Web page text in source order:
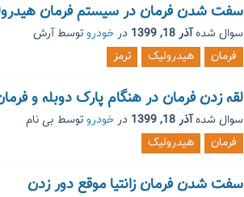
سفت شدن فرمان در سیستم فرمان
سوال شدهآذر 18, 1399 درخودروتوسطآرش
فرمان
هیدرولیک ترمز
لقه زدن فرمان در هنگام پارک دوبله و
سوال شدهآذر 18, 1399 درخودروتوسط بی نام
فرمان
هیدرولیک
سفت شدن فرمان زانتیا موقع دور زدن